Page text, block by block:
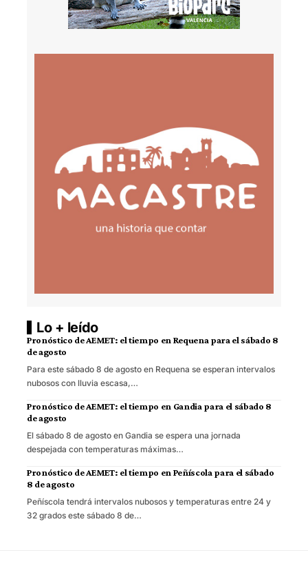
Lo + leído
Pronóstico de AEMET: el tiempo en Requena para el sábado 8
de agosto
Para este sábado 8 de agosto en Requena se esperan intervalos
nubosos con lluvia escasa,…
Pronóstico de AEMET: el tiempo en Gandia para el sábado 8
de agosto
El sábado 8 de agosto en Gandia se espera una jornada
despejada con temperaturas máximas…
Pronóstico de AEMET: el tiempo en Peñíscola para el sábado
8 de agosto
Peñíscola tendrá intervalos nubosos y temperaturas entre 24 y
32 grados este sábado 8 de…